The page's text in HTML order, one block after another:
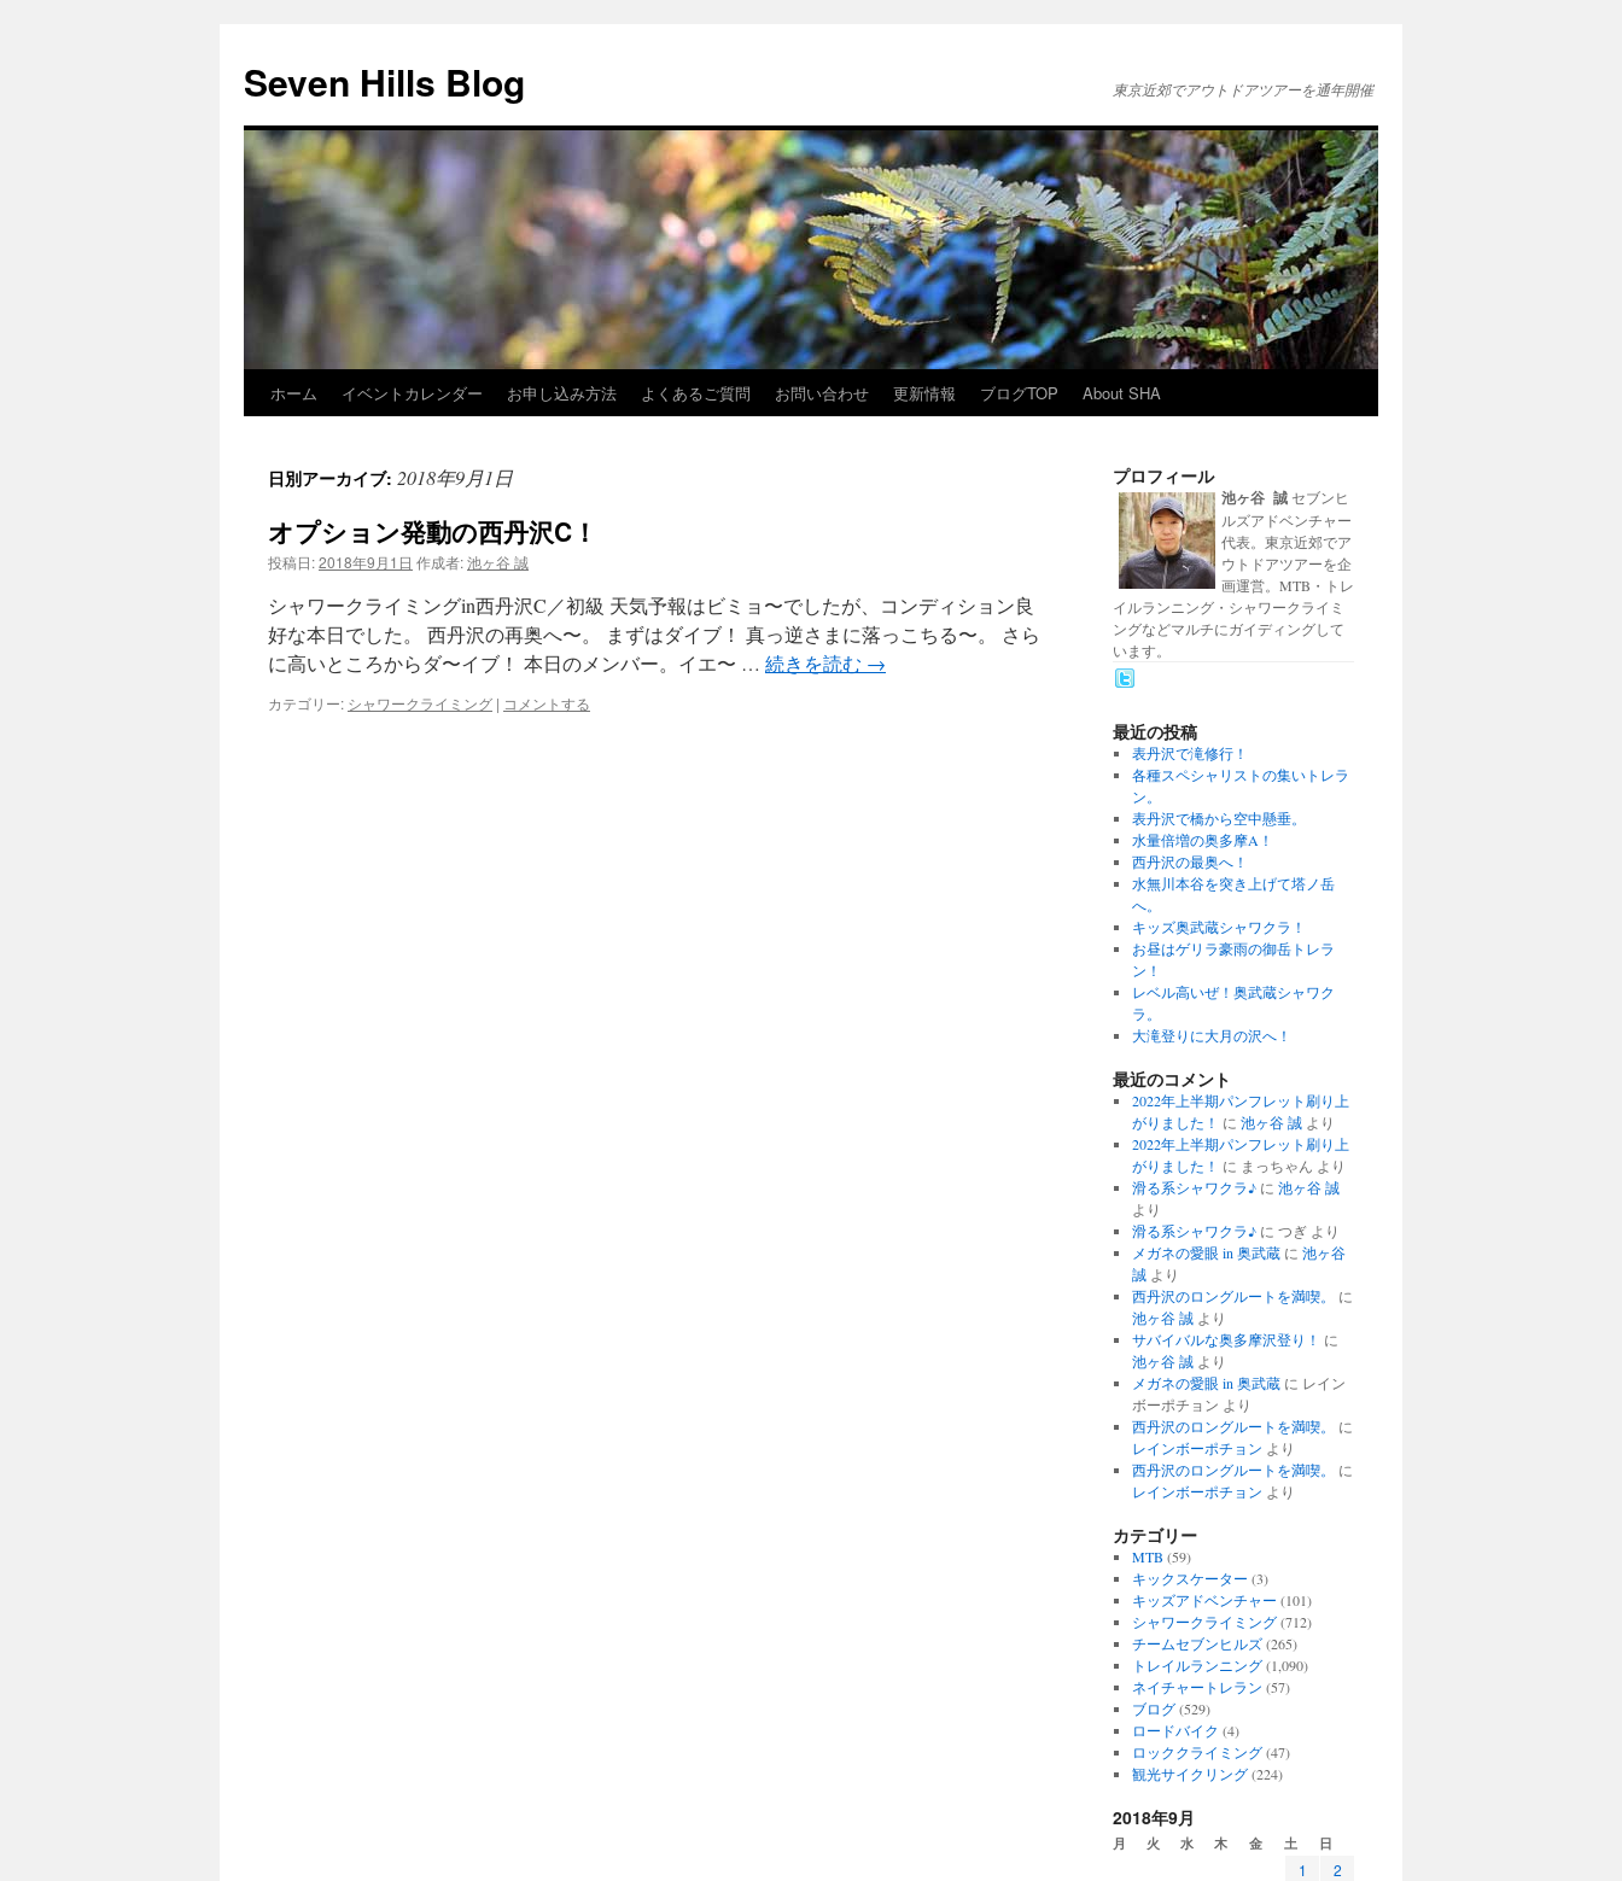
Seven Hills Blog 東京近郊でアウトドアツアーを通年開催
ホーム イベントカレンダー お申し込み方法 よくあるご質問 お問い合わせ 更新情報 ブログTOP About SHA
日別アーカイブ: 2018年9月1日
オプション発動の西丹沢C！
投稿日:2018年9月1日 作成者:池ヶ谷 誠
シャワークライミングin西丹沢C／初級 天気予報はビミョ〜でしたが、コンディション良
好な本日でした。 西丹沢の再奥へ〜。 まずはダイブ！ 真っ逆さまに落っこちる〜。 さら
に高いところからダ〜イブ！ 本日のメンバー。イエ〜 … 続きを読む →
カテゴリー: シャワークライミング | コメントする
プロフィール
池ヶ谷 誠 セブンヒ
ルズアドベンチャー
代表。東京近郊でア
ウトドアツアーを企
画運営。MTB・トレ
イルランニング・シャワークライミ
ングなどマルチにガイディングして
います。
最近の投稿
表丹沢で滝修行！
各種スペシャリストの集いトレラ
ン。
表丹沢で橋から空中懸垂。
水量倍増の奥多摩A！
西丹沢の最奥へ！
水無川本谷を突き上げて塔ノ岳
へ。
キッズ奥武蔵シャワクラ！
お昼はゲリラ豪雨の御岳トレラ
ン！
レベル高いぜ！奥武蔵シャワク
ラ。
大滝登りに大月の沢へ！
最近のコメント
2022年上半期パンフレット刷り上
がりました！ に 池ヶ谷 誠より
2022年上半期パンフレット刷り上
がりました！ に まっちゃん より
滑る系シャワクラ♪に 池ヶ谷 誠
より
滑る系シャワクラ♪に つぎより
メガネの愛眼 in 奥武蔵に 池ヶ谷
誠より
西丹沢のロングルートを満喫。
に
池ヶ谷 誠より
サバイバルな奥多摩沢登り！ に
池ヶ谷 誠より
メガネの愛眼 in 奥武蔵に レイン
ボーポチョン より
西丹沢のロングルートを満喫。
に
レインボーポチョン より
西丹沢のロングルートを満喫。
に
レインボーポチョン より
カテゴリー
MTB (59)
キックスケーター (3)
キッズアドベンチャー (101)
シャワークライミング(712)
チームセブンヒルズ(265)
トレイルランニング(1,090)
ネイチャートレラン (57)
ブログ(529)
ロードバイク (4)
ロッククライミング(47)
観光サイクリング(224)
2018年9月
月 火 水 木 金 土 日
1
2